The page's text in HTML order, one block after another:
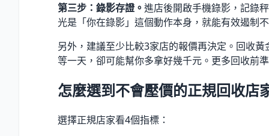
第三步：錄影存證。 進店後開啟手機錄影，記錄
光是「你在錄影」這個動作本身，就能有效遏制
另外，建議至少比較3家店的報價再決定。回收
等一天，卻可能幫你多拿好幾千元。更多回收前
怎麼選到不會壓價的正規回收店
選擇正規店家看4個指標：